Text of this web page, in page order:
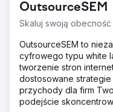
OutsourceSEM
Skaluj swoją
OutsourceSEM to
cyfrowego typu white
tworzenie stron
dostosowane
przychody dla firm
podejście